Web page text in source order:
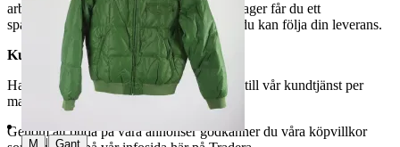
arbetsdagar. När din vara har lämnat vårt lager får du ett
spårningsnummer av DSV inom kort där du kan följa din leverans.
Kundservice
Har du frågor eller funderingar hör av dig till vår kundtjänst per
mail:
webbshop@myrorna.se
Genom att buda på våra annonser godkänner du våra köpvillkor
M | Gant